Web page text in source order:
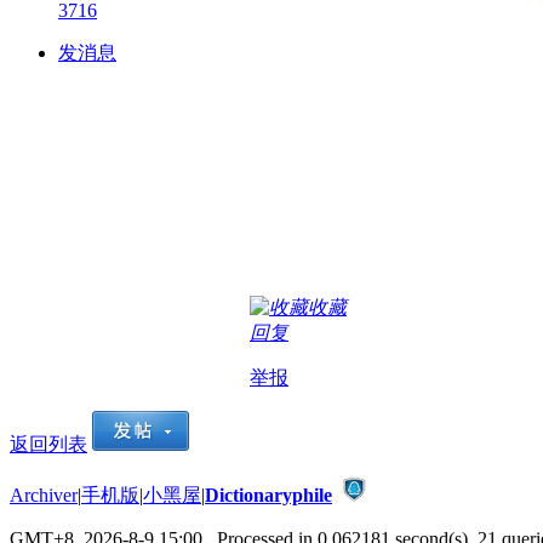
3716
发消息
收藏
回复
举报
返回列表
Archiver|手机版|小黑屋|Dictionaryphile
GMT+8, 2026-8-9 15:00 , Processed in 0.062181 second(s), 21